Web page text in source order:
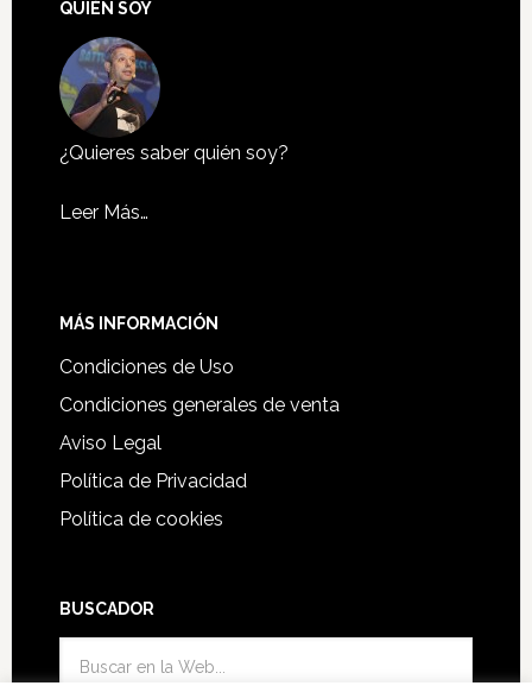
QUIÉN SOY
¿Quieres saber quién soy?
Leer Más…
MÁS INFORMACIÓN
Condiciones de Uso
Condiciones generales de venta
Aviso Legal
Política de Privacidad
Política de cookies
BUSCADOR